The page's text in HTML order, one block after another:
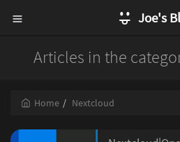
Joe's
Articles in the
Home Nextcloud